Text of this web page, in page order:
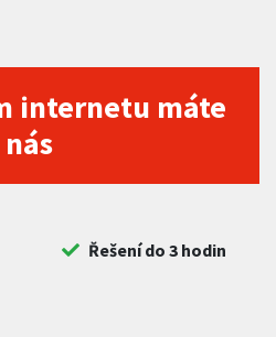
internetu máte
nás
Řešení do 3 hodin